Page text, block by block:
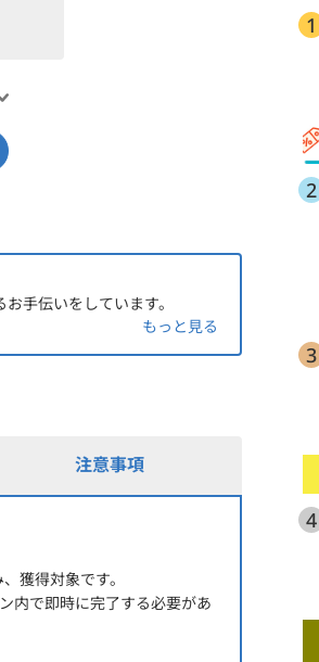
手伝いをしています。
もっと見る
注意事項
獲得対象です。
内で即時に完了する必要があ
1
2
3
4